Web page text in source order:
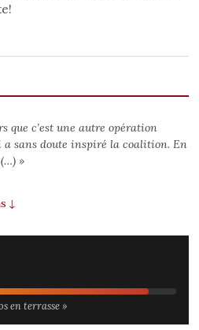
que c’est une autre opération
a sans doute inspiré la coalition. En
»
↓
en terrasse »